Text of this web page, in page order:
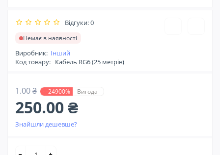
Відгуки: 0
Немає в наявності
Виробник: Інший
Код товару: Кабель RG6 (25 метрів)
1.00 ₴ - -24900% Вигода
250.00 ₴
Знайшли дешевше?